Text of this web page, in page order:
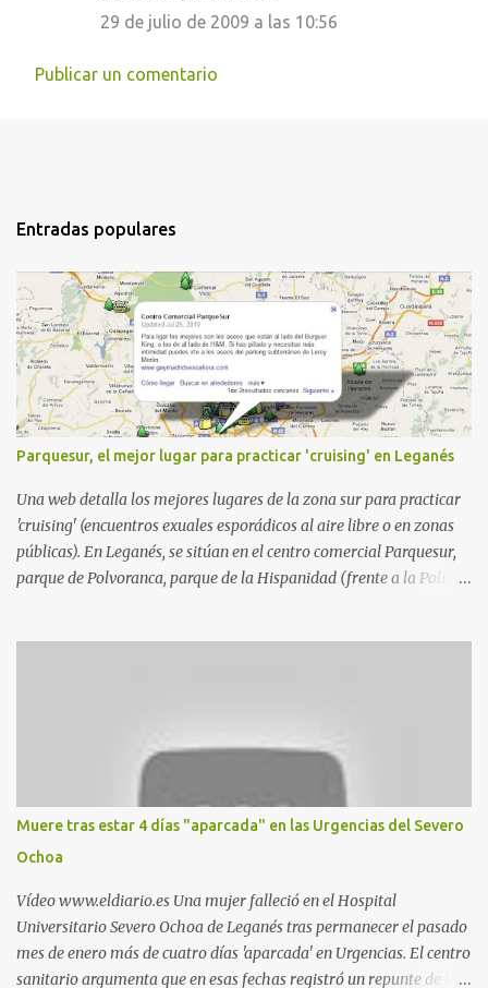
29 de julio de 2009 a las 10:56
Publicar un comentario
Entradas populares
Parquesur, el mejor lugar para practicar 'cruising' en Leganés
Una web detalla los mejores lugares de la zona sur para practicar
'cruising' (encuentros exuales esporádicos al aire libre o en zonas
públicas). En Leganés, se sitúan en el centro comercial Parquesur,
parque de Polvoranca, parque de la Hispanidad (frente a la Policía
estadio municipal de Butarque) y caminos entre el estadio y Plaza
Nueva. Otro lugar: Escombrera de Polvoranca, entre Leganés y
Móstoles También en el parque de la Hispanidad, situado frente a
la Policía Local de Leganés de la calle Chile, 1, y junto al
cementerio de Butarque". Más información
Muere tras estar 4 días "aparcada" en las Urgencias del Severo
Ochoa
Vídeo www.eldiario.es Una mujer falleció en el Hospital
Universitario Severo Ochoa de Leganés tras permanecer el pasado
mes de enero más de cuatro días 'aparcada' en Urgencias. El centro
sanitario argumenta que en esas fechas registró un repunte de las